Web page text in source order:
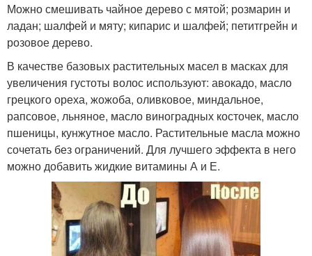
Можно смешивать чайное дерево с мятой; розмарин и
ладан; шалфей и мяту; кипарис и шалфей; петитгрейн и
розовое дерево.
В качестве базовых растительных масел в масках для
увеличения густоты волос используют: авокадо, масло
грецкого ореха, жожоба, оливковое, миндальное,
рапсовое, льняное, масло виноградных косточек, масло
пшеницы, кунжутное масло. Растительные масла можно
сочетать без ограничений. Для лучшего эффекта в него
можно добавить жидкие витамины А и Е.